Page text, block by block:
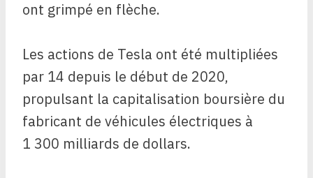
ont grimpé en flèche.
Les actions de Tesla ont été multipliées
par 14 depuis le début de 2020,
propulsant la capitalisation boursière du
fabricant de véhicules électriques à
1 300 milliards de dollars.